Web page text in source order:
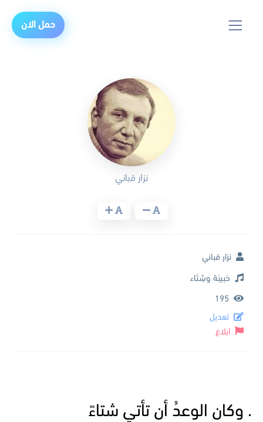
حمل الان
. وكان الوعدُ أن تأتي شتاءً
نزار قباني
نزار قباني
حَبيبَة وشِتَاء
195
تعديل
ابلاغ